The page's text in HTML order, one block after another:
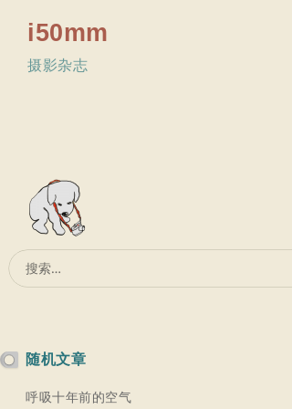
i50mm
摄影杂志
搜
索：
随机文章
呼吸十年前的空气